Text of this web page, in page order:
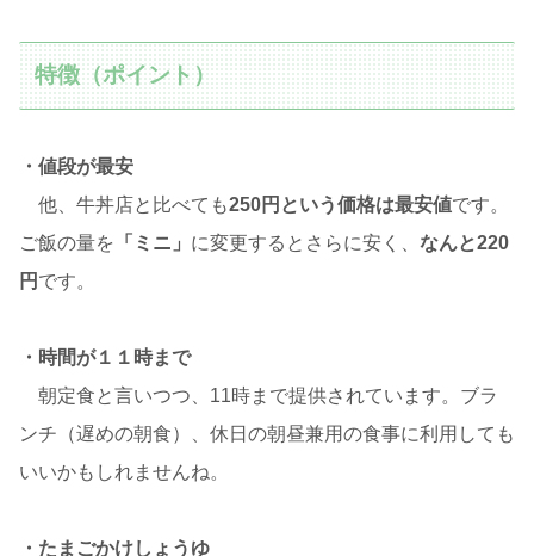
特徴（ポイント）
・値段が最安
他、牛丼店と比べても250円という価格は最安値です。
ご飯の量を
「ミニ」 に変更するとさらに安く、 なんと220
円 です。
・時間が１１時まで
朝定食と言いつつ、11時まで提供されています。ブラ
ンチ（遅めの朝食）、休日の朝昼兼用の食事に利用しても
いいかもしれませんね。
・たまごかけしょうゆ